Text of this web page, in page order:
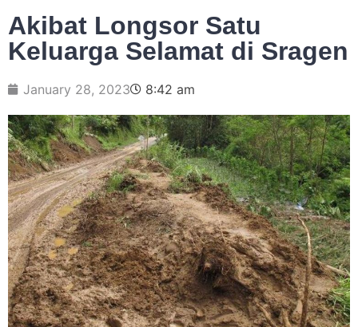
Akibat Longsor Satu
Keluarga Selamat di Sragen
January 28, 2023 8:42 am